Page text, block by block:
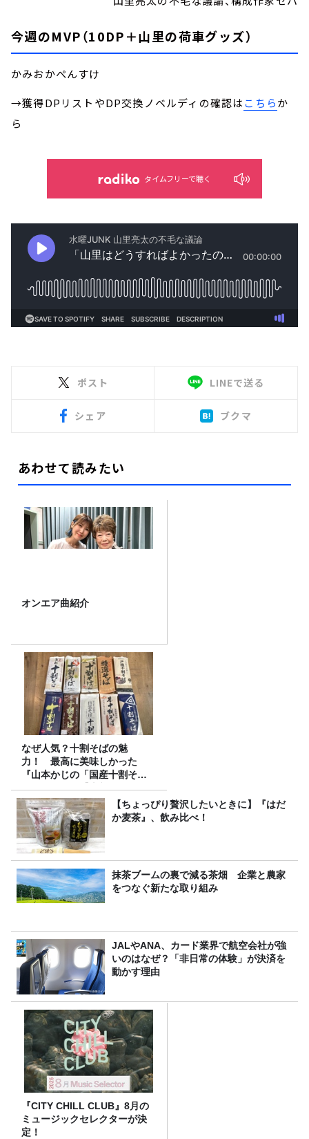
今週のMVP（10DP＋山里の荷車グッズ）
かみおかぺんすけ
→獲得DPリストやDP交換ノベルディの確認はこちらか
ら
タイムフリーで聴く
ポスト LINEで送る
シェア ブクマ
あわせて読みたい
オンエア曲紹介
なぜ人気？十割そばの魅
力！ 最高に美味しかった
『山本かじの「国産十割そ
ば」』とは？【十割そば10種
食べ比べ】
【ちょっぴり贅沢したいときに】『はだ
か麦茶』、飲み比べ！
抹茶ブームの裏で減る茶畑 企業と農家
をつなぐ新たな取り組み
JALやANA、カード業界で航空会社が強
いのはなぜ？「非日常の体験」が決済を
動かす理由
『CITY CHILL CLUB』8月の
ミュージックセレクターが決
定！